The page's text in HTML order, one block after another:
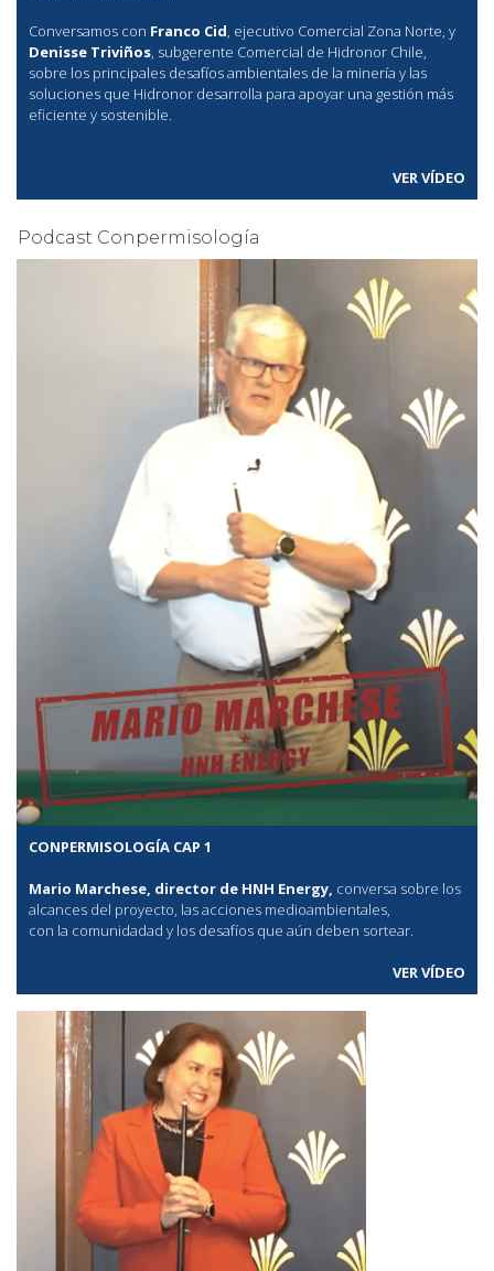
Conversamos con Franco Cid, ejecutivo Comercial Zona Norte, y
Denisse Triviños, subgerente Comercial de Hidronor Chile,
sobre los principales desafíos ambientales de la minería y las
soluciones que Hidronor desarrolla para apoyar una gestión más
eficiente y sostenible.
VER VÍDEO
Podcast Conpermisología
CONPERMISOLOGÍA CAP 1
Mario Marchese, director de HNH Energy, conversa sobre los
alcances del proyecto, las acciones medioambientales,
con la comunidadad y los desafíos que aún deben sortear.
VER VÍDEO